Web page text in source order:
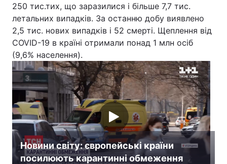
250 тис.тих, що заразилися і більше 7,7 тис.
летальних випадків. За останню добу виявлено
2,5 тис. нових випадків і 52 смерті. Щеплення від
COVID-19 в країні отримали понад 1 млн осіб
(9,6% населення).
Новини світу: європейські країни
посилюють карантинні обмеження